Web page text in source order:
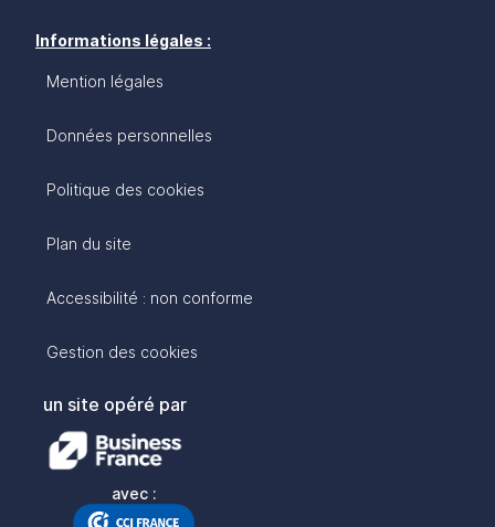
Informations légales :
Mention légales
Données personnelles
Politique des cookies
Plan du site
Accessibilité : non conforme
Gestion des cookies
un site opéré par
avec :